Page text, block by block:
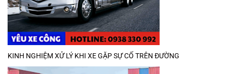
KINH NGHIỆM XỬ LÝ KHI XE GẶP SỰ CỐ TRÊN ĐƯỜNG